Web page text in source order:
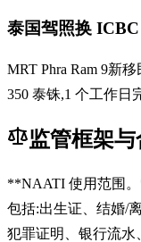
泰国驾照换
MRT Phra Ram 9新
350 泰铢,1 个工作日
监管框架与
**NAATI 使用范围
包括:出生证、结婚/
犯罪证明、银行流水